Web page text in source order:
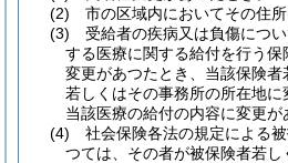
(2)
市の区域内においてその住
(3)
受給者の疾病又は負傷につ
する医療に関する給付を行う保
変更があつたとき、当該保険
若しくはその事務所の所在地
当該医療の給付の内容に変更が
(4)
社会保険各法の規定による
つては、その者が被保険者若